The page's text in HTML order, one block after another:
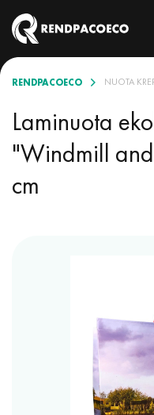
RENDPACOECO
EKOLOGIŠKA LAMINUOTA
Laminuota
"Windmill
cm